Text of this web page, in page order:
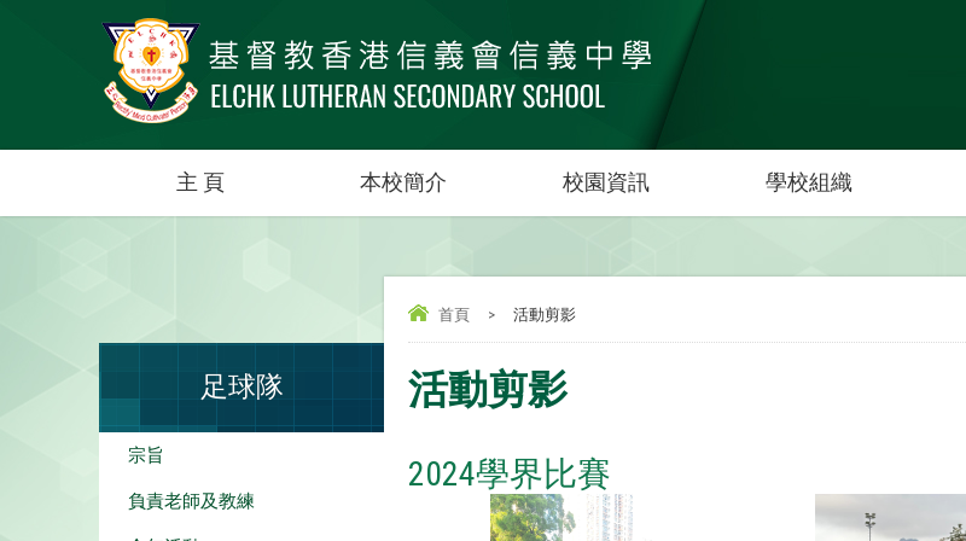
主 頁 本校簡介 校園資訊 學校組織
首頁 > 活動剪影
活動剪影
2024學界比賽
足球隊
宗旨
負責老師及教練